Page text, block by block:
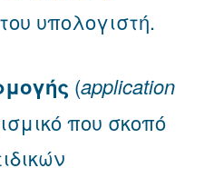
υπολογιστή.
(application
που σκοπό